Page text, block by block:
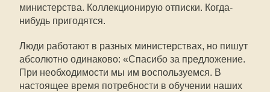
министерства. Коллекционирую отписки. Когда-
нибудь пригодятся.
Люди работают в разных министерствах, но пишут
абсолютно одинаково: «Спасибо за предложение.
При необходимости мы им воспользуемся. В
настоящее время потребности в обучении наших